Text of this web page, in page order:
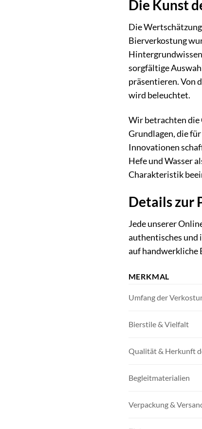
Die Kunst
Die
Bierverkostung
sorgfältige
präsentieren. Von
wird beleuchtet.
Wir betrachten die
Grundlagen, die
Innovationen
Hefe und Wasser
Charakteristik
Details zur
Jede unserer
authentisches und
auf handwerkliche
MERKMAL
Umfang der
Bierstile & Vielfalt
Qualität & Herkunft
Begleitmaterialien
Verpackung &